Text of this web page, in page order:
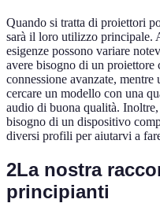
Quando si tratta di proiettori
sarà il loro utilizzo principale.
esigenze possono variare
avere bisogno di un
connessione avanzate,
cercare un modello con una
audio di buona qualità.
bisogno di un dispositivo
diversi profili per aiutarvi a
2La nostra
principianti